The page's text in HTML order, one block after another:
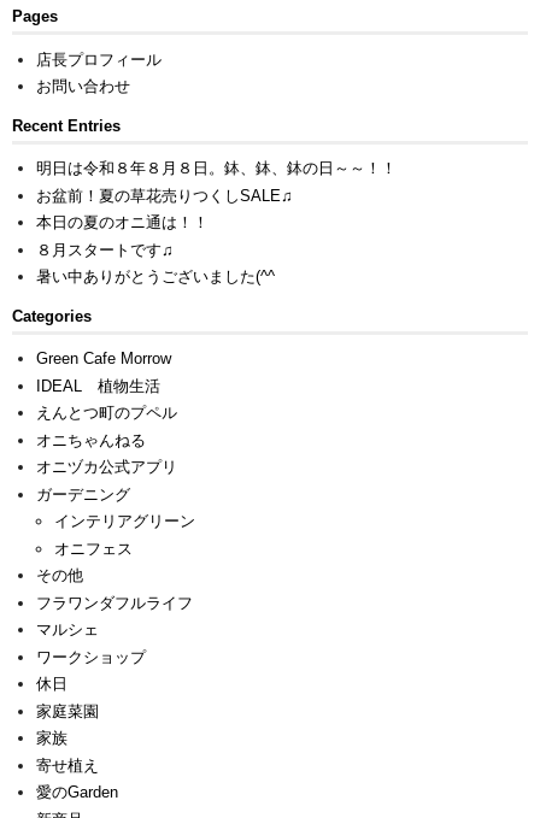
Pages
店長プロフィール
お問い合わせ
Recent Entries
明日は令和８年８月８日。鉢、鉢、鉢の日～～！！
お盆前！夏の草花売りつくしSALE♫
本日の夏のオニ通は！！
８月スタートです♫
暑い中ありがとうございました(^^ゞ
Categories
Green Cafe Morrow
IDEAL 植物生活
えんとつ町のプペル
オニちゃんねる
オニヅカ公式アプリ
ガーデニング
インテリアグリーン
オニフェス
その他
フラワンダフルライフ
マルシェ
ワークショップ
休日
家庭菜園
家族
寄せ植え
愛のGarden